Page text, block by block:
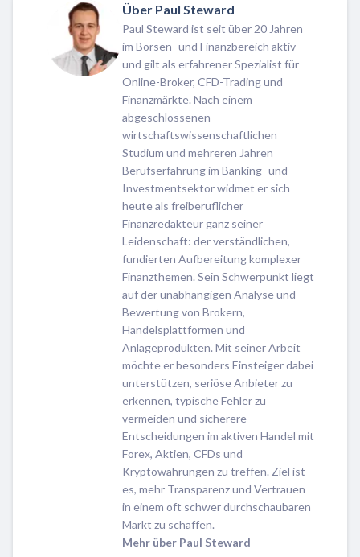
Über Paul Steward
Paul Steward ist seit über 20 Jahren
im Börsen- und Finanzbereich aktiv
und gilt als erfahrener Spezialist für
Online-Broker, CFD-Trading und
Finanzmärkte. Nach einem
abgeschlossenen
wirtschaftswissenschaftlichen
Studium und mehreren Jahren
Berufserfahrung im Banking- und
Investmentsektor widmet er sich
heute als freiberuflicher
Finanzredakteur ganz seiner
Leidenschaft: der verständlichen,
fundierten Aufbereitung komplexer
Finanzthemen. Sein Schwerpunkt liegt
auf der unabhängigen Analyse und
Bewertung von Brokern,
Handelsplattformen und
Anlageprodukten. Mit seiner Arbeit
möchte er besonders Einsteiger dabei
unterstützen, seriöse Anbieter zu
erkennen, typische Fehler zu
vermeiden und sicherere
Entscheidungen im aktiven Handel mit
Forex, Aktien, CFDs und
Kryptowährungen zu treffen. Ziel ist
es, mehr Transparenz und Vertrauen
in einem oft schwer durchschaubaren
Markt zu schaffen.
Mehr über Paul Steward